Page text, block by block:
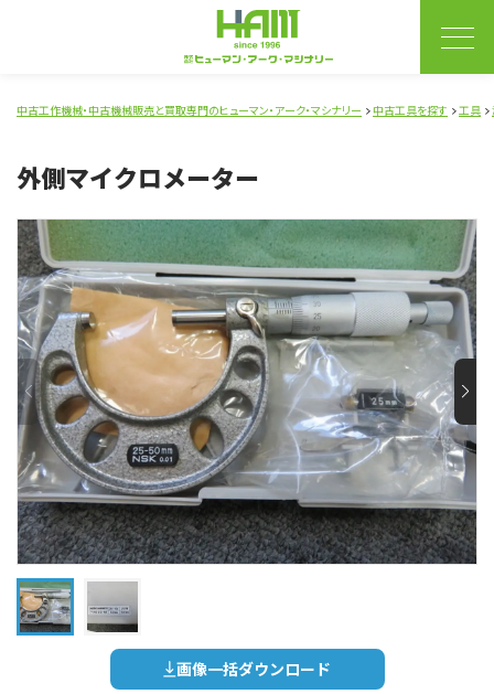
中古工作機械・中古機械販売と買取専門のヒューマン・アーク・マシナリー 中古工具を探す 工具
外側マイクロメーター
画像一括ダウンロード